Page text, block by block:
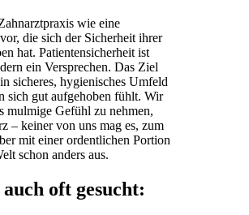
wie eine
die sich der Sicherheit ihrer
hat. Patientensicherheit ist
ein Versprechen. Das Ziel
sicheres, hygienisches Umfeld
sich gut aufgehoben fühlt. Wir
mulmige Gefühl zu nehmen,
– keiner von uns mag es, zum
mit einer ordentlichen Portion
schon anders aus.
oft gesucht: